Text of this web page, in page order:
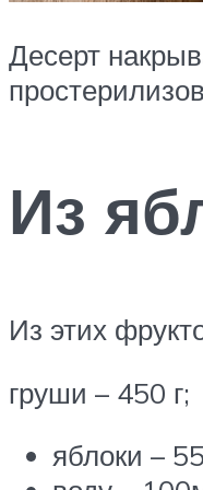
Десерт
Из
Из этих
груши – 450 г;
яблоки –